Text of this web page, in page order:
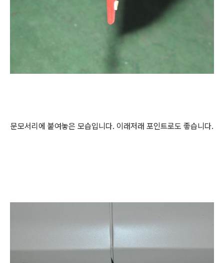
문모서리에 붙여놓은 모습입니다. 이래저래 포인트로도 좋습니다.